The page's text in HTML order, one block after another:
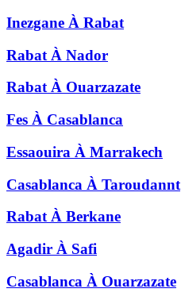
Inezgane À Rabat
Rabat À Nador
Rabat À Ouarzazate
Fes À Casablanca
Essaouira À Marrakech
Casablanca À Taroudannt
Rabat À Berkane
Agadir À Safi
Casablanca À Ouarzazate